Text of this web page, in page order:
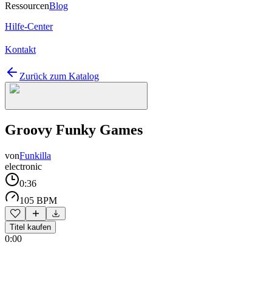
RessourcenBlog
Hilfe-Center
Kontakt
Zurück zum Katalog
Groovy Funky Games
vonFunkilla
electronic
0:36
105 BPM
Titel kaufen
0:00